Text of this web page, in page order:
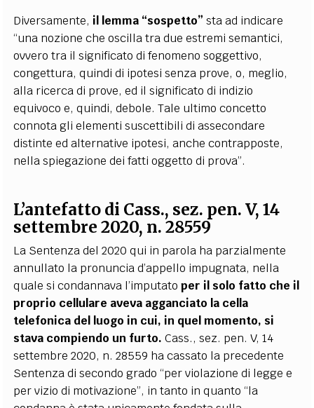
Diversamente, il lemma “sospetto” sta ad indicare
“una nozione che oscilla tra due estremi semantici,
ovvero tra il significato di fenomeno soggettivo,
congettura, quindi di ipotesi senza prove, o, meglio,
alla ricerca di prove, ed il significato di indizio
equivoco e, quindi, debole. Tale ultimo concetto
connota gli elementi suscettibili di assecondare
distinte ed alternative ipotesi, anche contrapposte,
nella spiegazione dei fatti oggetto di prova”.
L’antefatto di Cass., sez. pen. V, 14
settembre 2020, n. 28559
La Sentenza del 2020 qui in parola ha parzialmente
annullato la pronuncia d’appello impugnata, nella
quale si condannava l’imputatoper il solo fatto che il
proprio cellulare aveva agganciato la cella
telefonica del luogo in cui, in quel momento, si
stava compiendo un furto.Cass., sez. pen. V, 14
settembre 2020, n. 28559 ha cassato la precedente
Sentenza di secondo grado “per violazione di legge e
per vizio di motivazione”, in tanto in quanto “la